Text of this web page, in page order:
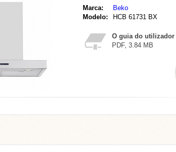
Marca:
Beko
Modelo:
HCB 61731 BX
O guia do utilizador
PDF, 3.84 MB